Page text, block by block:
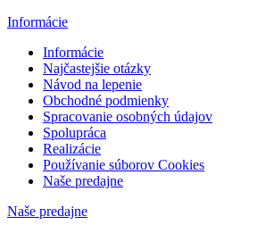
Informácie
Informácie
Najčastejšie otázky
Návod na lepenie
Obchodné podmienky
Spracovanie osobných údajov
Spolupráca
Realizácie
Používanie súborov Cookies
Naše predajne
Naše predajne